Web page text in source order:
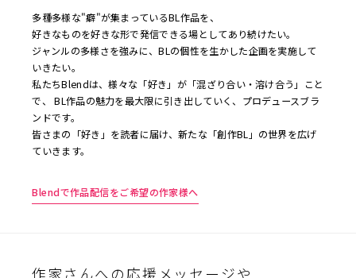
多種多様な"癖"が集まっているBL作品を、
好きなものを好きな形で発信できる場としてあり続けたい。
ジャンルの多様さを強みに、BLの個性を生かした企画を実施して
いきたい。
私たちBlendは、様々な「好き」が「混ざり合い・溶け合う」こと
で、 BL作品の魅力を最大限に引き出していく、プロデュースブラ
ンドです。
皆さまの「好き」を読者に届け、新たな「創作BL」の世界を広げ
ていきます。
Blendで作品配信をご希望の作家様へ
作家さんへの応援メッセージや